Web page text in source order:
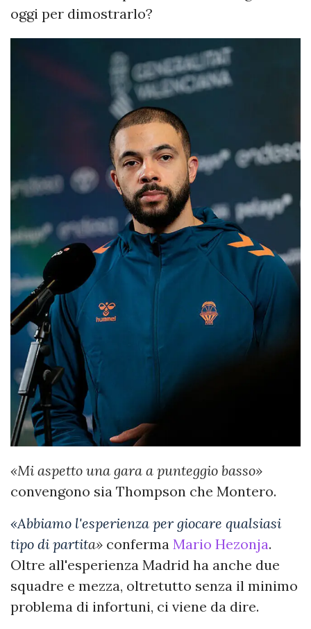
oggi per dimostrarlo?
«Mi aspetto una gara a punteggio basso»
convengono sia Thompson che Montero.
«Abbiamo l'esperienza per giocare qualsiasi
tipo di partita» conferma Mario Hezonja.
Oltre all'esperienza Madrid ha anche due
squadre e mezza, oltretutto senza il minimo
problema di infortuni, ci viene da dire.